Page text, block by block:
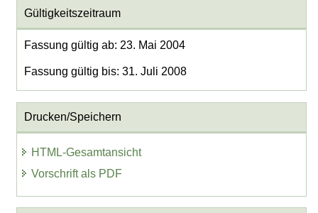
Gültigkeitszeitraum
Fassung gültig ab: 23. Mai 2004
Fassung gültig bis: 31. Juli 2008
Drucken/Speichern
HTML-Gesamtansicht
Vorschrift als PDF